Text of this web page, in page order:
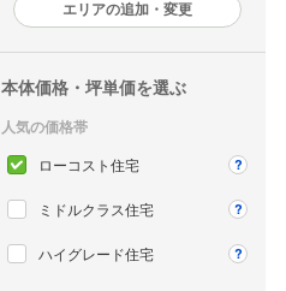
エリアの追加・変更
本体価格・坪単価を選ぶ
人気の価格帯
ローコスト住宅
ミドルクラス住宅
ハイグレード住宅